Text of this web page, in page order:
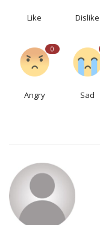
Like Dislike
0
Angry Sad